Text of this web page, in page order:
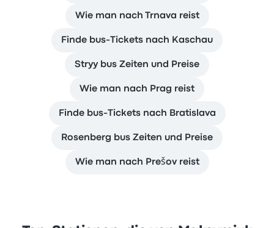
Wie man nach Trnava reist
Finde bus-Tickets nach Kaschau
Stryy bus Zeiten und Preise
Wie man nach Prag reist
Finde bus-Tickets nach Bratislava
Rosenberg bus Zeiten und Preise
Wie man nach Prešov reist